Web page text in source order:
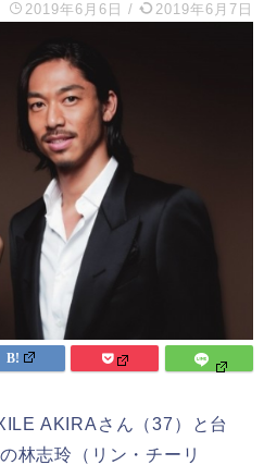
2019年6月6日 / 2019年6月7日
AKIRAさん （37）と台
林志玲 （ リン・チーリ